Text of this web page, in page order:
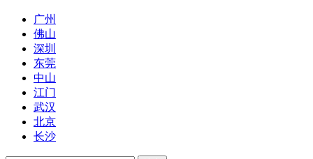
广州
佛山
深圳
东莞
中山
江门
武汉
北京
长沙